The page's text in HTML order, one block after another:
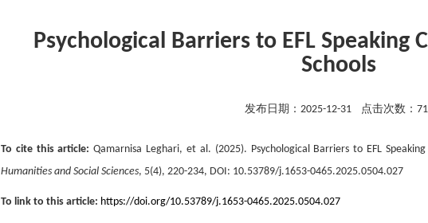
Psychological Barriers to EFL Speaking
Schools
发布日期： 2025-12-31 点击次数：
To cite this article:Qamarnisa Leghari, et al. (2025). Psychological Barriers to EFL
Humanities and Social Sciences, 5(4), 220-234, DOI: 10.53789/j.1653-0465.2025.0504.027
To link to this article: https://doi.org/10.53789/j.1653-0465.2025.0504.027